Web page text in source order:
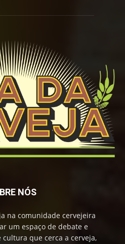
NÓS
na comunidade cervejeira
um espaço de debate e
que cerca a cerveja,